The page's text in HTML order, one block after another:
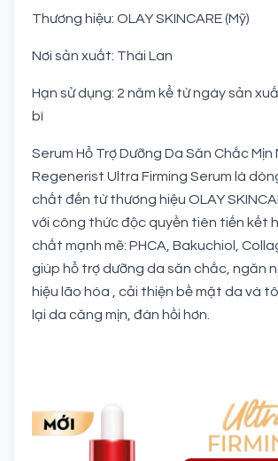
Thương hiệu: OLAY SKINCARE (Mỹ)
Nơi sản xuất: Thái Lan
Hạn sử dụng: 2 năm kể từ ngày sản
bì
Serum Hỗ Trợ Dưỡng Da Săn Chắc Mịn
Regenerist Ultra Firming Serum là
chất đến từ thương hiệu OLAY
với công thức độc quyền tiên tiến kết
chất mạnh mẽ: PHCA, Bakuchiol,
giúp hỗ trợ dưỡng da săn chắc, ngăn
hiệu lão hóa , cải thiện bề mặt da và
lại da căng mịn, đàn hồi hơn.